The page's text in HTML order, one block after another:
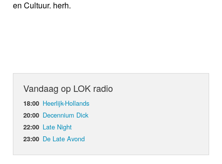
en Cultuur. herh.
Vandaag op LOK radio
18:00 Heerlijk-Hollands
20:00 Decennium Dick
22:00 Late Night
23:00 De Late Avond